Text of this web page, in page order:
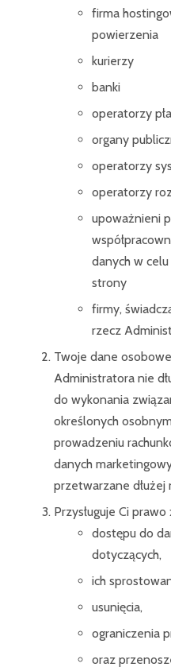
firma
powierzenia
kurierzy
banki
operatorzy
organy
operatorzy
operatorzy
upoważnieni
danych w celu
strony
firmy,
rzecz
Twoje dane
Administratora nie
do wykonania
określonych
prowadzeniu
danych
przetwarzane dłużej
Przysługuje Ci
dostępu do
dotyczących,
ich
usunięcia,
ograniczenia
oraz